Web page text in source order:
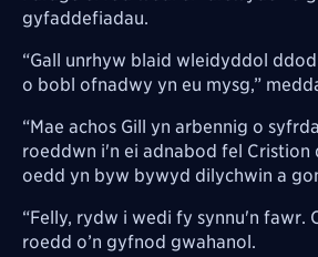
gyfaddefiadau.
“Gall unrhyw blaid wleidyddol
o bobl ofnadwy yn eu mysg,”
“Mae achos Gill yn arbennig o
roeddwn i'n ei adnabod fel Cristion
oedd yn byw bywyd dilychwin a
“Felly, rydw i wedi fy synnu'n fawr.
roedd o’n gyfnod gwahanol.